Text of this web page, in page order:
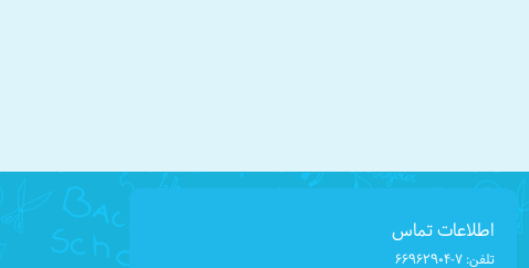
اطلاعات تماس
تلفن: ۶۶۹۶۲۹۰۴-۷